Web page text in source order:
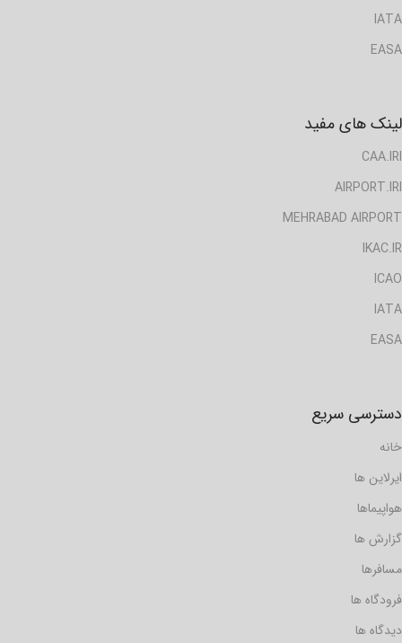
IATA
EASA
لینک های مفید
CAA.IRI
AIRPORT.IRI
MEHRABAD AIRPORT
IKAC.IR
ICAO
IATA
EASA
دسترسی سریع
خانه
ایرلاین ها
هواپیماها
گزارش ها
مسافرها
فرودگاه ها
دیدگاه ها